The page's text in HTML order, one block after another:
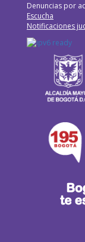
Denuncias por
Escucha
Notificaciones